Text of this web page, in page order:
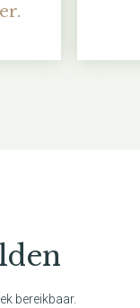
bereikbaar.